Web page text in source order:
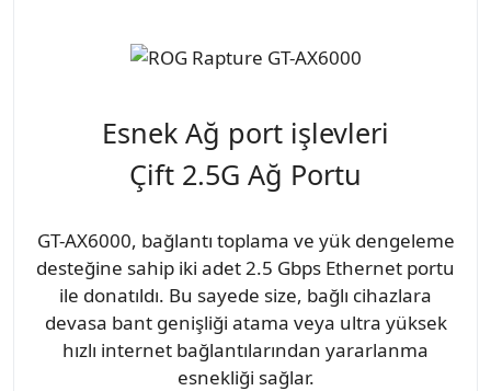
Esnek Ağ port işlevleri
Çift 2.5G Ağ Portu
GT-AX6000, bağlantı toplama ve yük dengeleme
desteğine sahip iki adet 2.5 Gbps Ethernet portu
ile donatıldı. Bu sayede size, bağlı cihazlara
devasa bant genişliği atama veya ultra yüksek
hızlı internet bağlantılarından yararlanma
esnekliği sağlar.